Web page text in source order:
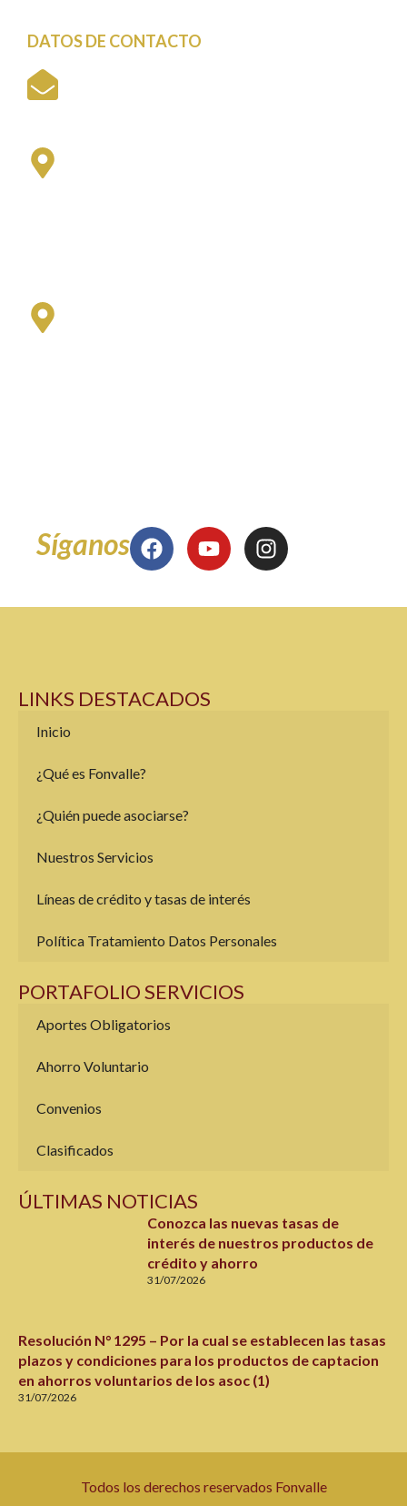
DATOS DE CONTACTO
Síganos
LINKS DESTACADOS
Inicio
¿Qué es Fonvalle?
¿Quién puede asociarse?
Nuestros Servicios
Líneas de crédito y tasas de interés
Política Tratamiento Datos Personales
PORTAFOLIO SERVICIOS
Aportes Obligatorios
Ahorro Voluntario
Convenios
Clasificados
ÚLTIMAS NOTICIAS
Conozca las nuevas tasas de
interés de nuestros productos de
crédito y ahorro
31/07/2026
Resolución N° 1295 – Por la cual se establecen las tasas
plazos y condiciones para los productos de captacion
en ahorros voluntarios de los asoc (1)
31/07/2026
Todos los derechos reservados Fonvalle